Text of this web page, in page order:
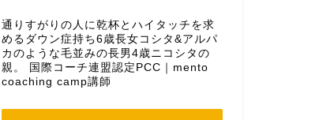
通りすがりの人に乾杯とハイタッチを求
めるダウン症持ち6歳長女コシタ&アルパ
カのような毛並みの長男4歳ニコシタの
親。 国際コーチ連盟認定PCC｜mento
coaching camp講師